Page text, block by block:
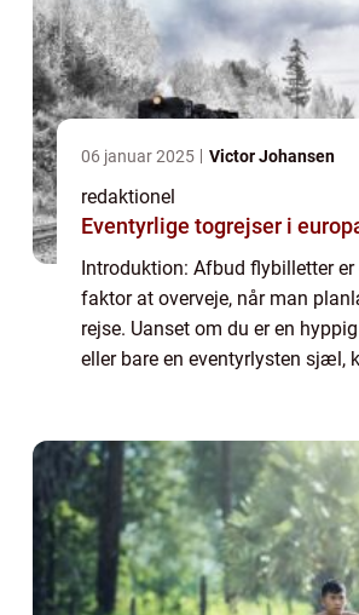
06 januar 2025 Victor Johansen
redaktionel
Eventyrlige togrejser i
Introduktion: Afbud flybilletter er
faktor at overveje, når man
rejse. Uanset om du er en
eller bare en eventyrlysten sjæl,